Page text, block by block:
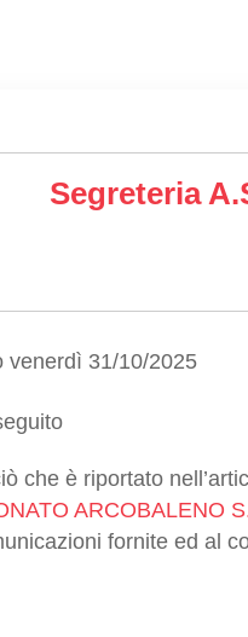
Segreteria
venerdì 31/10/2025
che è riportato
ARCOBALENO
fornite ed al